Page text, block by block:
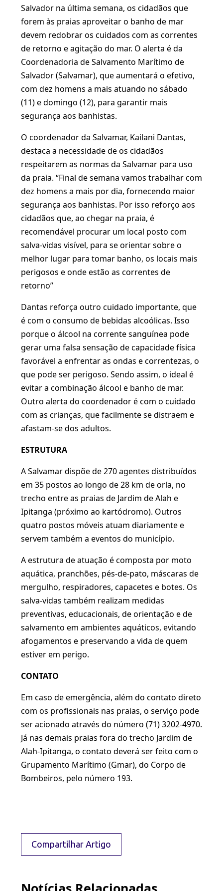
Salvador na última semana, os cidadãos que
forem às praias aproveitar o banho de mar
devem redobrar os cuidados com as correntes
de retorno e agitação do mar. O alerta é da
Coordenadoria de Salvamento Marítimo de
Salvador (Salvamar), que aumentará o efetivo,
com dez homens a mais atuando no sábado
(11) e domingo (12), para garantir mais
segurança aos banhistas.
O coordenador da Salvamar, Kailani Dantas,
destaca a necessidade de os cidadãos
respeitarem as normas da Salvamar para uso
da praia. “Final de semana vamos trabalhar com
dez homens a mais por dia, fornecendo maior
segurança aos banhistas. Por isso reforço aos
cidadãos que, ao chegar na praia, é
recomendável procurar um local posto com
salva-vidas visível, para se orientar sobre o
melhor lugar para tomar banho, os locais mais
perigosos e onde estão as correntes de
retorno”
Dantas reforça outro cuidado importante, que
é com o consumo de bebidas alcoólicas. Isso
porque o álcool na corrente sanguínea pode
gerar uma falsa sensação de capacidade física
favorável a enfrentar as ondas e correntezas, o
que pode ser perigoso. Sendo assim, o ideal é
evitar a combinação álcool e banho de mar.
Outro alerta do coordenador é com o cuidado
com as crianças, que facilmente se distraem e
afastam-se dos adultos.
ESTRUTURA
A Salvamar dispõe de 270 agentes distribuídos
em 35 postos ao longo de 28 km de orla, no
trecho entre as praias de Jardim de Alah e
Ipitanga (próximo ao kartódromo). Outros
quatro postos móveis atuam diariamente e
servem também a eventos do município.
A estrutura de atuação é composta por moto
aquática, pranchões, pés-de-pato, máscaras de
mergulho, respiradores, capacetes e botes. Os
salva-vidas também realizam medidas
preventivas, educacionais, de orientação e de
salvamento em ambientes aquáticos, evitando
afogamentos e preservando a vida de quem
estiver em perigo.
CONTATO
Em caso de emergência, além do contato direto
com os profissionais nas praias, o serviço pode
ser acionado através do número (71) 3202-4970.
Já nas demais praias fora do trecho Jardim de
Alah-Ipitanga, o contato deverá ser feito com o
Grupamento Marítimo (Gmar), do Corpo de
Bombeiros, pelo número 193.
Compartilhar Artigo